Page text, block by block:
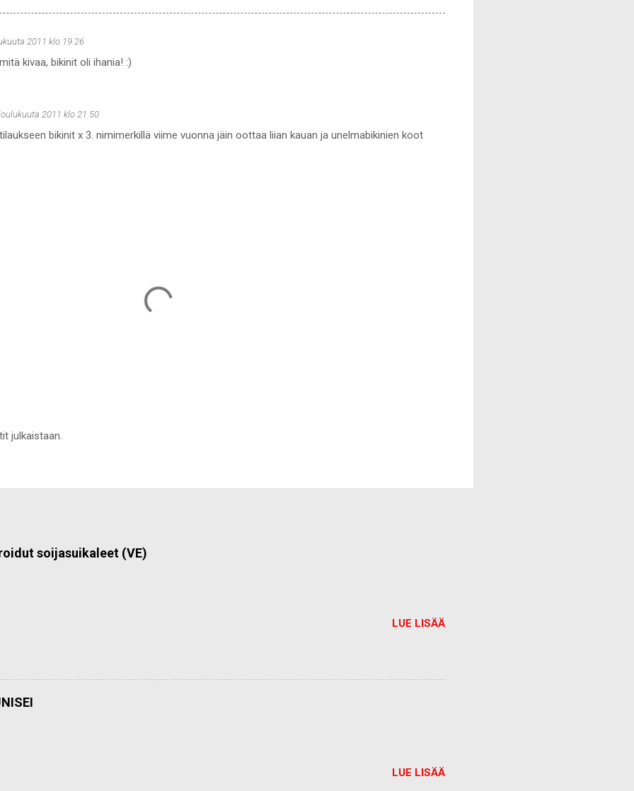
2011 klo 19.26
kivaa, bikinit oli ihania! :)
2011 klo 21.50
bikinit x 3. nimimerkillä viime vuonna jäin oottaa liian kauan ja unelmabikinien koot
julkaistaan.
soijasuikaleet (VE)
LUE LISÄÄ
LUE LISÄÄ